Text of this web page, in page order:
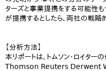
ターズと事業提携をする可能性
が提携するとしたら、両社の戦略
【分析方法】
本リポートは、トムソン・ロイタ
Thomson Reuters Derwent